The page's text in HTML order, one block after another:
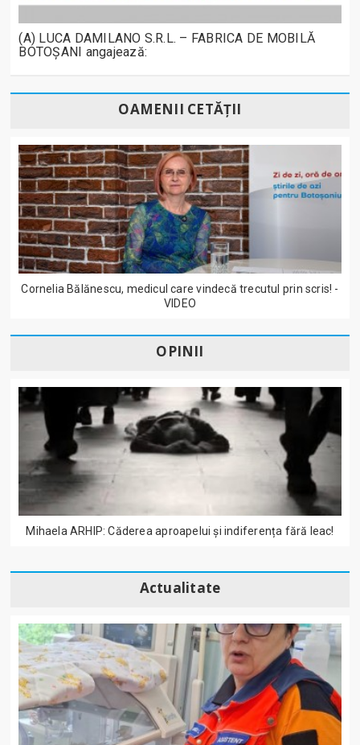
(A) LUCA DAMILANO S.R.L. – FABRICA DE MOBILĂ
BOTOȘANI angajează:
OAMENII CETĂȚII
Cornelia Bălănescu, medicul care vindecă trecutul prin scris! -
VIDEO
OPINII
Mihaela ARHIP: Căderea aproapelui și indiferența fără leac!
Actualitate